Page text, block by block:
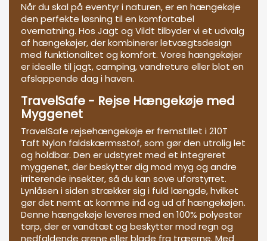
Når du skal på eventyr i naturen, er en hængekøje
den perfekte løsning til en komfortabel
overnatning. Hos Jagt og Vildt tilbyder vi et udvalg
af hængekøjer, der kombinerer letvægtsdesign
med funktionalitet og komfort. Vores hængekøjer
er ideelle til jagt, camping, vandreture eller blot en
afslappende dag i haven.
TravelSafe - Rejse Hængekøje med
Myggenet
TravelSafe rejsehængekøje er fremstillet i 210T
Taft Nylon faldskærmsstof, som gør den utrolig let
og holdbar. Den er udstyret med et integreret
myggenet, der beskytter dig mod myg og andre
irriterende insekter, så du kan sove uforstyrret.
Lynlåsen i siden strækker sig i fuld længde, hvilket
gør det nemt at komme ind og ud af hængekøjen.
Denne hængekøje leveres med en 100% polyester
tarp, der er vandtæt og beskytter mod regn og